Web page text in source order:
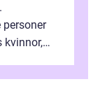
kvinnor,